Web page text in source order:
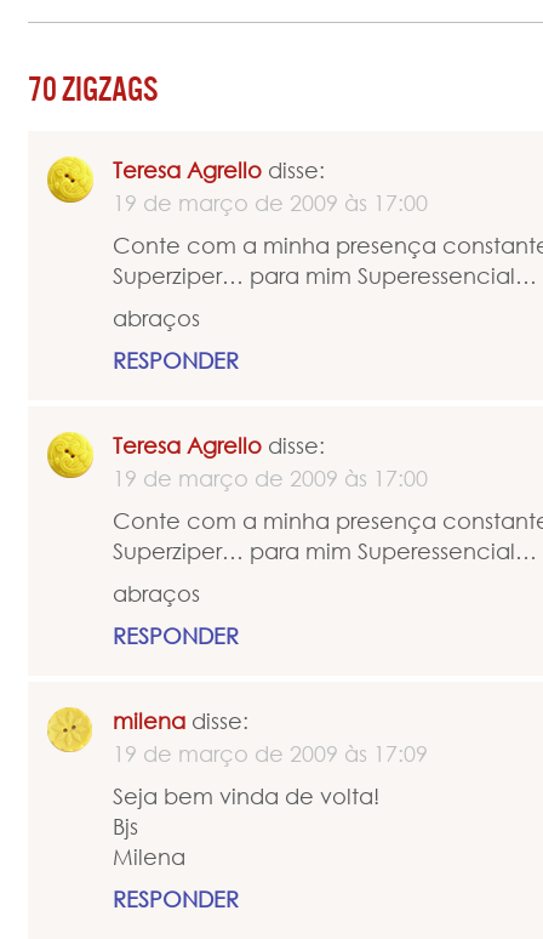
70 ZIGZAGS
Teresa Agrello disse:
19 de março de 2009 às 17:00
Conte com a minha presença
Superziper… para mim Superessencial…
abraços
RESPONDER
Teresa Agrello disse:
19 de março de 2009 às 17:00
Conte com a minha presença
Superziper… para mim Superessencial…
abraços
RESPONDER
milena disse:
19 de março de 2009 às 17:09
Seja bem vinda de volta!
Bjs
Milena
RESPONDER